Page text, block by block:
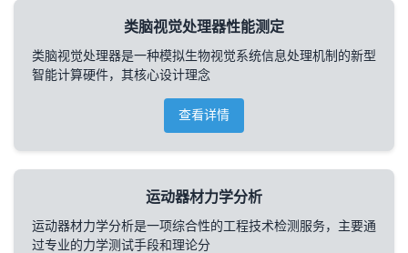
类脑视觉处理器性能测定
类脑视觉处理器是一种模拟生物视觉系统信息处理机制的新型
智能计算硬件，其核心设计理念
查看详情
运动器材力学分析
运动器材力学分析是一项综合性的工程技术检测服务，主要通
过专业的力学测试手段和理论分